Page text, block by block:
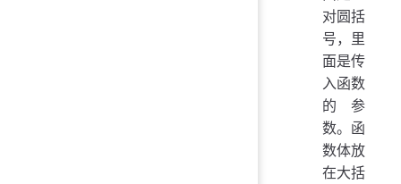
对圆括
号，里
面是传
入函数
的参
数。函
数体放
在大括